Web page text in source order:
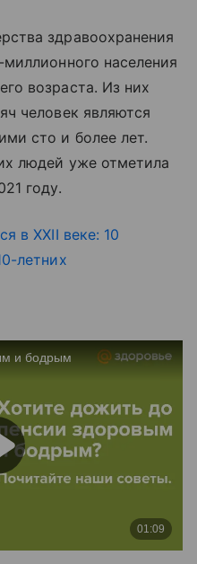
здравоохранения
населения
возраста. Из них
человек являются
сто и более лет.
людей уже отметила
году.
в ХХII веке: 10
летних